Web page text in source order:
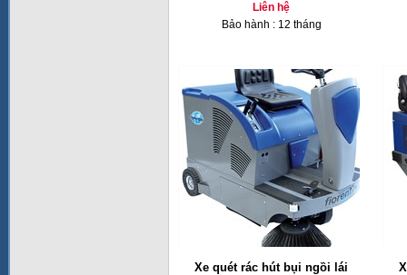
Liên hệ
Bảo hành : 12 tháng
Xe quét rác hút bụi ngồi lái